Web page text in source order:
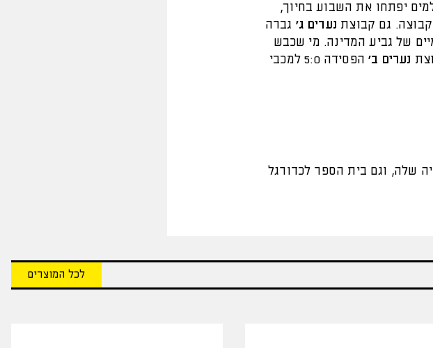
פ"ת. הירושלמים יפתחו את השבוע בחיוך,
גם קבוצת נערים ג' גברה
של גביע המדינה. מי שכבש
נערים ב'
הפסידה 5:0 למכבי
שלה, וגם בית הספר לכדורגל
לכל המוצרים